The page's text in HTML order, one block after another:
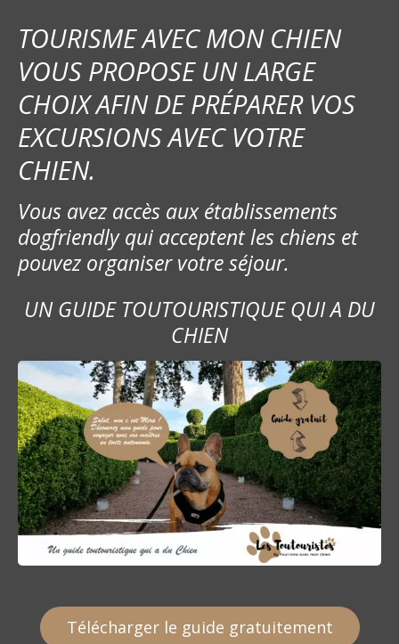
TOURISME AVEC MON CHIEN
VOUS PROPOSE UN LARGE
CHOIX AFIN DE PRÉPARER VOS
EXCURSIONS AVEC VOTRE
CHIEN.
Vous avez accès aux établissements
dogfriendly qui acceptent les chiens et
pouvez organiser votre séjour.
UN GUIDE TOUTOURISTIQUE QUI A DU
CHIEN
Télécharger le guide gratuitement